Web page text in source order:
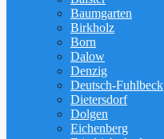
Baumgarten
Birkholz
Born
Dalow
Denzig
Deutsch-Fuhlbeck
Dietersdorf
Dolgen
Eichenberg